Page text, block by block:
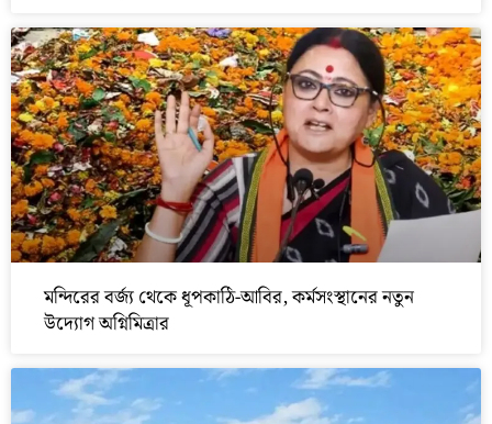
মন্দিরের বর্জ্য থেকে ধূপকাঠি-আবির, কর্মসংস্থানের নতুন
উদ্যোগ অগ্নিমিত্রার